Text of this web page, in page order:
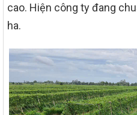
cao. Hiện công ty đang
ha.